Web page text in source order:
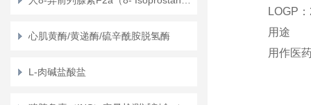
心肌黄酶/黄递酶/硫辛酰胺脱氢酶
L-肉碱盐酸盐
LOGP：
用途
用作医